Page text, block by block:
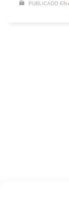
PUBLICADO EN